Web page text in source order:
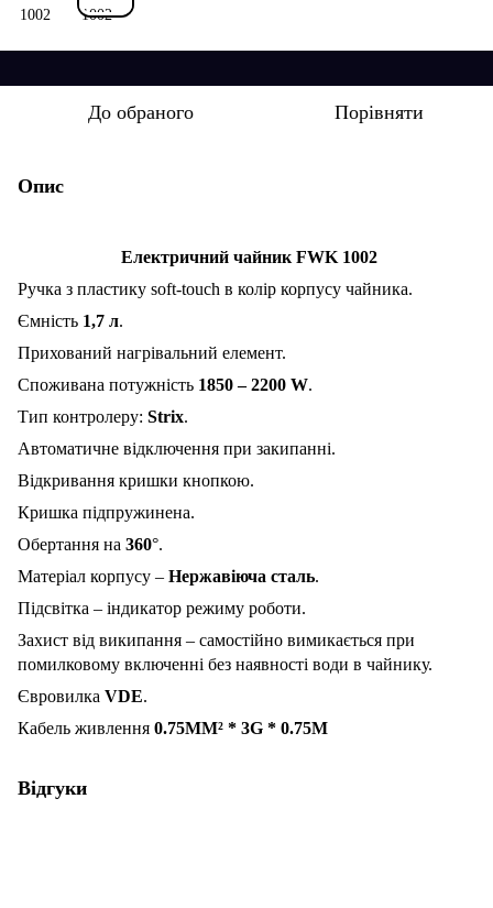
До обраного Порівняти
Опис
Електричний чайник FWK 1002
Ручка з пластику soft-touch в колір корпусу чайника.
Ємність 1,7 л.
Прихований нагрівальний елемент.
Споживана потужність 1850 – 2200 W.
Тип контролеру: Strix.
Автоматичне відключення при закипанні.
Відкривання кришки кнопкою.
Кришка підпружинена.
Обертання на 360°.
Матеріал корпусу – Нержавіюча сталь.
Підсвітка – індикатор режиму роботи.
Захист від википання – самостійно вимикається при
помилковому включенні без наявності води в чайнику.
Євровилка VDE.
Кабель живлення 0.75MM² * 3G * 0.75M
Відгуки